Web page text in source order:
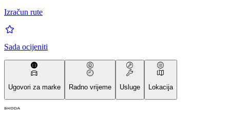
Izračun rute
Sada ocijeniti
Ugovori za marke Radno vrijeme Usluge Lokacija